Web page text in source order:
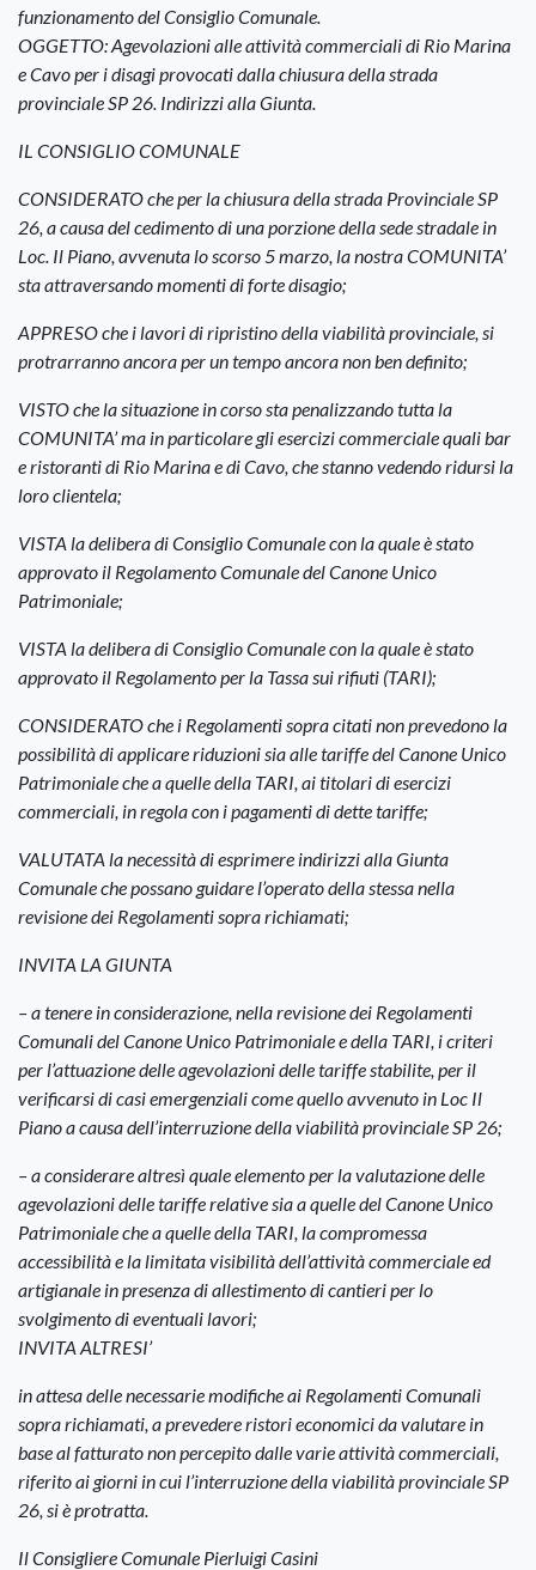
funzionamento del Consiglio Comunale.
OGGETTO: Agevolazioni alle attività commerciali di Rio Marina
e Cavo per i disagi provocati dalla chiusura della strada
provinciale SP 26. Indirizzi alla Giunta.
IL CONSIGLIO COMUNALE
CONSIDERATO che per la chiusura della strada Provinciale SP
26, a causa del cedimento di una porzione della sede stradale in
Loc. Il Piano, avvenuta lo scorso 5 marzo, la nostra COMUNITA’
sta attraversando momenti di forte disagio;
APPRESO che i lavori di ripristino della viabilità provinciale, si
protrarranno ancora per un tempo ancora non ben definito;
VISTO che la situazione in corso sta penalizzando tutta la
COMUNITA’ ma in particolare gli esercizi commerciale quali bar
e ristoranti di Rio Marina e di Cavo, che stanno vedendo ridursi la
loro clientela;
VISTA la delibera di Consiglio Comunale con la quale è stato
approvato il Regolamento Comunale del Canone Unico
Patrimoniale;
VISTA la delibera di Consiglio Comunale con la quale è stato
approvato il Regolamento per la Tassa sui rifiuti (TARI);
CONSIDERATO che i Regolamenti sopra citati non prevedono la
possibilità di applicare riduzioni sia alle tariffe del Canone Unico
Patrimoniale che a quelle della TARI, ai titolari di esercizi
commerciali, in regola con i pagamenti di dette tariffe;
VALUTATA la necessità di esprimere indirizzi alla Giunta
Comunale che possano guidare l’operato della stessa nella
revisione dei Regolamenti sopra richiamati;
INVITA LA GIUNTA
– a tenere in considerazione, nella revisione dei Regolamenti
Comunali del Canone Unico Patrimoniale e della TARI, i criteri
per l’attuazione delle agevolazioni delle tariffe stabilite, per il
verificarsi di casi emergenziali come quello avvenuto in Loc Il
Piano a causa dell’interruzione della viabilità provinciale SP 26;
– a considerare altresì quale elemento per la valutazione delle
agevolazioni delle tariffe relative sia a quelle del Canone Unico
Patrimoniale che a quelle della TARI, la compromessa
accessibilità e la limitata visibilità dell’attività commerciale ed
artigianale in presenza di allestimento di cantieri per lo
svolgimento di eventuali lavori;
INVITA ALTRESI’
in attesa delle necessarie modifiche ai Regolamenti Comunali
sopra richiamati, a prevedere ristori economici da valutare in
base al fatturato non percepito dalle varie attività commerciali,
riferito ai giorni in cui l’interruzione della viabilità provinciale SP
26, si è protratta.
Il Consigliere Comunale Pierluigi Casini